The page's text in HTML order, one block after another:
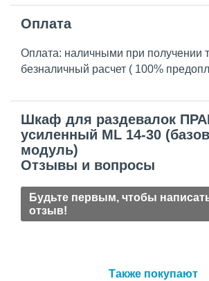
Оплата
Оплата: наличными при получении
безналичный расчет ( 100%
Шкаф для раздевалок
усиленный ML 14-30
модуль)
Отзывы и вопросы
Будьте первым, чтобы
отзыв!
Также покупают